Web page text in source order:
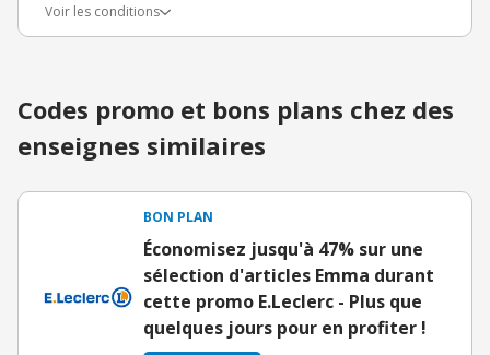
Voir les conditions
Codes promo et bons plans chez des
enseignes similaires
BON PLAN
Économisez jusqu'à 47% sur une
sélection d'articles Emma durant
cette promo E.Leclerc - Plus que
quelques jours pour en profiter !